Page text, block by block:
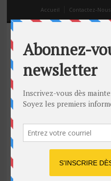
Accueil Contactez-Nous
devenir riche